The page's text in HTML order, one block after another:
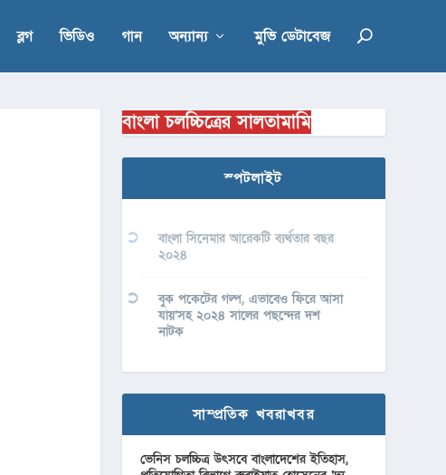
ব্লগ ভিডিও গান অন্যান্য মুভি ডেটাবেজ
বাংলা চলচ্চিত্রের সালতামামি
স্পটলাইট
বাংলা সিনেমার আরেকটি ব্যর্থতার বছর
২০২৪
বুক পকেটের গল্প, এভাবেও ফিরে আসা
যায়’সহ ২০২৪ সালের পছন্দের দশ
নাটক
সাম্প্রতিক খবরাখবর
ভেনিস চলচ্চিত্র উৎসবে বাংলাদেশের ইতিহাস,